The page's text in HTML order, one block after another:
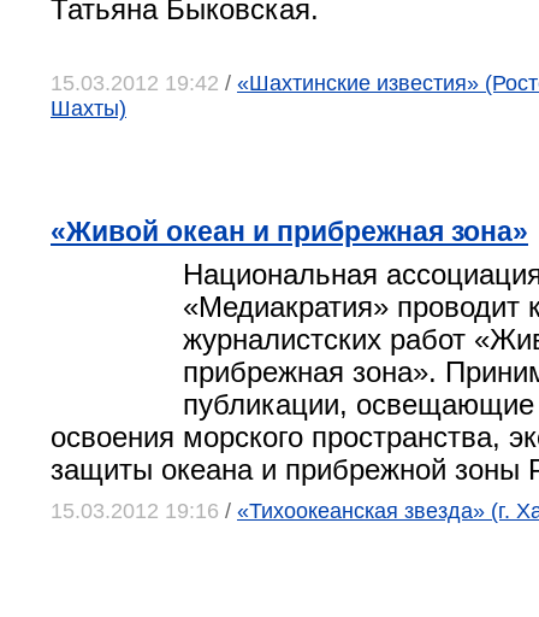
Татьяна Быковская.
15.03.2012 19:42 / «Шахтинские известия»
Шахты)
«Живой океан и прибрежная зона»
Национальная
«Медиакратия» проводит
журналистских работ
прибрежная зона».
публикации,
освоения морского пространства,
защиты океана и прибрежной зоны
15.03.2012 19:16 / «Тихоокеанская звезда» (г.